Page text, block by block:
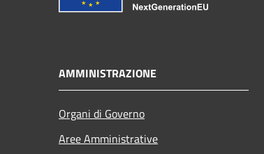
AMMINISTRAZIONE
Organi di Governo
Aree Amministrative